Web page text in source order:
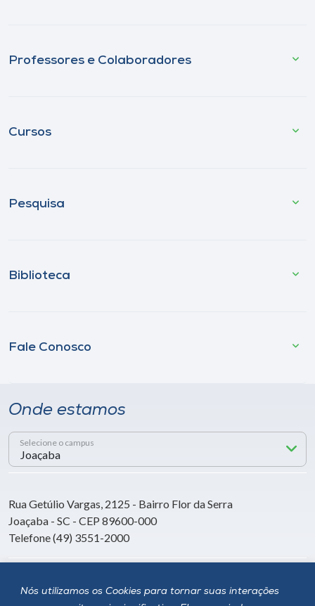
Nós utilizamos os Cookies para tornar suas interações
Professores e Colaboradores
Cursos
Pesquisa
Biblioteca
Fale Conosco
Onde estamos
Selecione o campus
Rua Getúlio Vargas, 2125 - Bairro Flor da Serra
Joaçaba - SC - CEP 89600-000
Telefone (49) 3551-2000
Siga a Unoesc